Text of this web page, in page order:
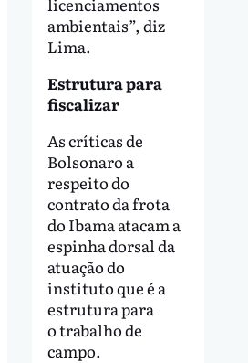
ambientais”, diz
Lima.
Estrutura para
fiscalizar
As críticas de
Bolsonaro a
respeito do
contrato da frota
do Ibama atacam a
espinha dorsal da
atuação do
instituto que é a
estrutura para
o trabalho de
campo.